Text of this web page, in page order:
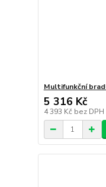
Multifunkční
5 316 Kč
4 393 Kč bez DPH